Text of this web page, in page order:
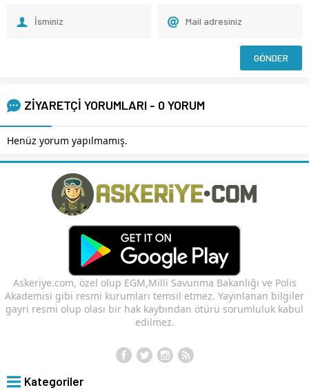
ZİYARETÇİ YORUMLARI - 0 YORUM
Henüz yorum yapılmamış.
Askeriye.com, özel olup EGM,Milli Savunma Bakanlığı ve Polis
Akademisi gibi resmi kurumları temsil etmez. Yayınlanan bilgiler
gayri resmi olup olası bir hak kaybından ötürü sorumluluk kabul
edilmez.
Kategoriler